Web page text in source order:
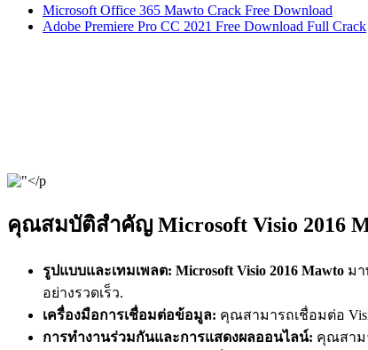
Microsoft Office 365 Mawto Crack Free Download
Adobe Premiere Pro CC 2021 Free Download Full Crack
คุณสมบัติสำคัญ Microsoft Visio 2016
รูปแบบและเทมเพลต: Microsoft Visio 2016 Mawto ม
อย่างรวดเร็ว.
เครื่องมือการเชื่อมต่อข้อมูล: คุณสามารถเชื่อมต่อ
การทำงานร่วมกันและการแสดงผลออนไลน์: คุณสาม